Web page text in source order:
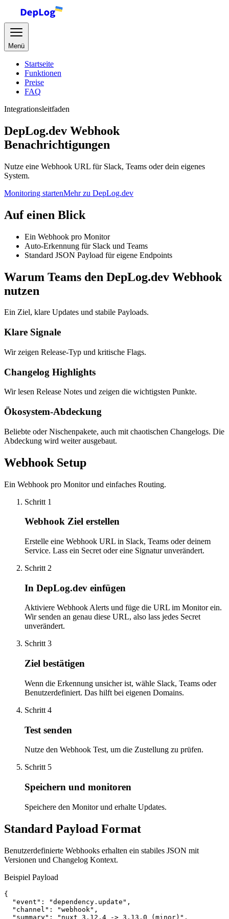
Menü
Startseite
Funktionen
Preise
FAQ
Integrationsleitfaden
DepLog.dev Webhook
Benachrichtigungen
Nutze eine Webhook URL für Slack, Teams oder dein eigenes
System.
Monitoring startenMehr zu DepLog.dev
Auf einen Blick
Ein Webhook pro Monitor
Auto-Erkennung für Slack und Teams
Standard JSON Payload für eigene Endpoints
Warum Teams den DepLog.dev Webhook
nutzen
Ein Ziel, klare Updates und stabile Payloads.
Klare Signale
Wir zeigen Release-Typ und kritische Flags.
Changelog Highlights
Wir lesen Release Notes und zeigen die wichtigsten Punkte.
Ökosystem-Abdeckung
Beliebte oder Nischenpakete, auch mit chaotischen Changelogs. Die
Abdeckung wird weiter ausgebaut.
Webhook Setup
Ein Webhook pro Monitor und einfaches Routing.
Schritt 1
Webhook Ziel erstellen
Erstelle eine Webhook URL in Slack, Teams oder deinem
Service. Lass ein Secret oder eine Signatur unverändert.
Schritt 2
In DepLog.dev einfügen
Aktiviere Webhook Alerts und füge die URL im Monitor ein.
Wir senden an genau diese URL, also lass jedes Secret
unverändert.
Schritt 3
Ziel bestätigen
Wenn die Erkennung unsicher ist, wähle Slack, Teams oder
Benutzerdefiniert. Das hilft bei eigenen Domains.
Schritt 4
Test senden
Nutze den Webhook Test, um die Zustellung zu prüfen.
Schritt 5
Speichern und monitoren
Speichere den Monitor und erhalte Updates.
Standard Payload Format
Benutzerdefinierte Webhooks erhalten ein stabiles JSON mit
Versionen und Changelog Kontext.
Beispiel Payload
{
  "event": "dependency.update",
  "channel": "webhook",
  "summary": "nuxt 3.12.4 -> 3.13.0 (minor)",